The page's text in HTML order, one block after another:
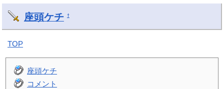
座頭ケチ †
TOP
座頭ケチ
コメント